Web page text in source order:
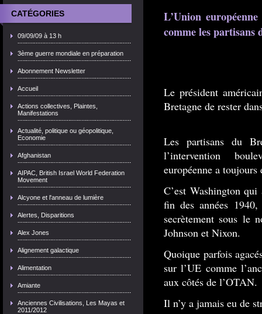
CATÉGORIES
09/09/09 à 13 h
3ème guerre mondiale en préparation
Abonnement Newsletter
Accueil
Actions collectives, Plaintes,
Manifestations
Actualité, politique ou géopolitique,
Economie
Afghanistan
AIPAC, British Israel World Federation
Movement
Alcyone et l'anneau de lumière
Alertes, Disparitions
Alex Jones
Alignement galactique
Alimentation
Amiante
Anciennes Civilisations, Les Mayas et
2011/2012
L’Union
comme les
Le président
Bretagne de rester
Les partisans du
l’intervention
européenne a
C’est Washington
fin des années
secrètement sous le
Johnson et Nixon.
Quoique parfois
sur l’UE comme
aux côtés de l’OTAN.
Il n’y a jamais eu de